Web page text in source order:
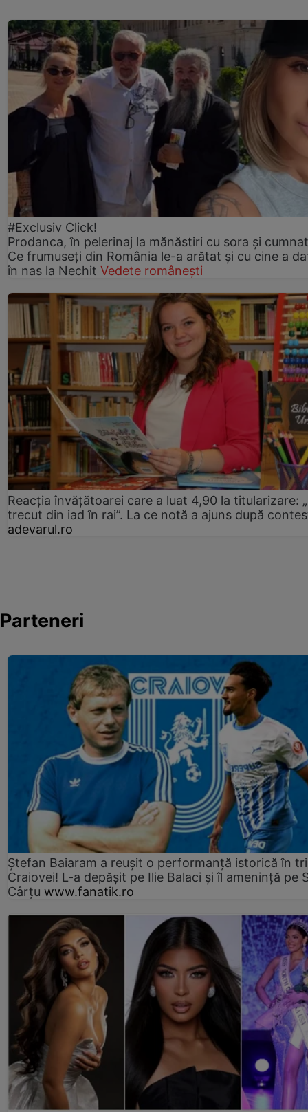
#Exclusiv Click!
Prodanca, în pelerinaj la mănăstiri cu sora și
Ce frumuseți din România le-a arătat și cu cine a
în nas la Nechit Vedete românești
Reacția învățătoarei care a luat 4,90 la titularizare:
trecut din iad în rai”. La ce notă a ajuns după
adevarul.ro
Parteneri
Ștefan Baiaram a reușit o performanță istorică în
Craiovei! L-a depășit pe Ilie Balaci și îl amenință pe
Cârțu www.fanatik.ro